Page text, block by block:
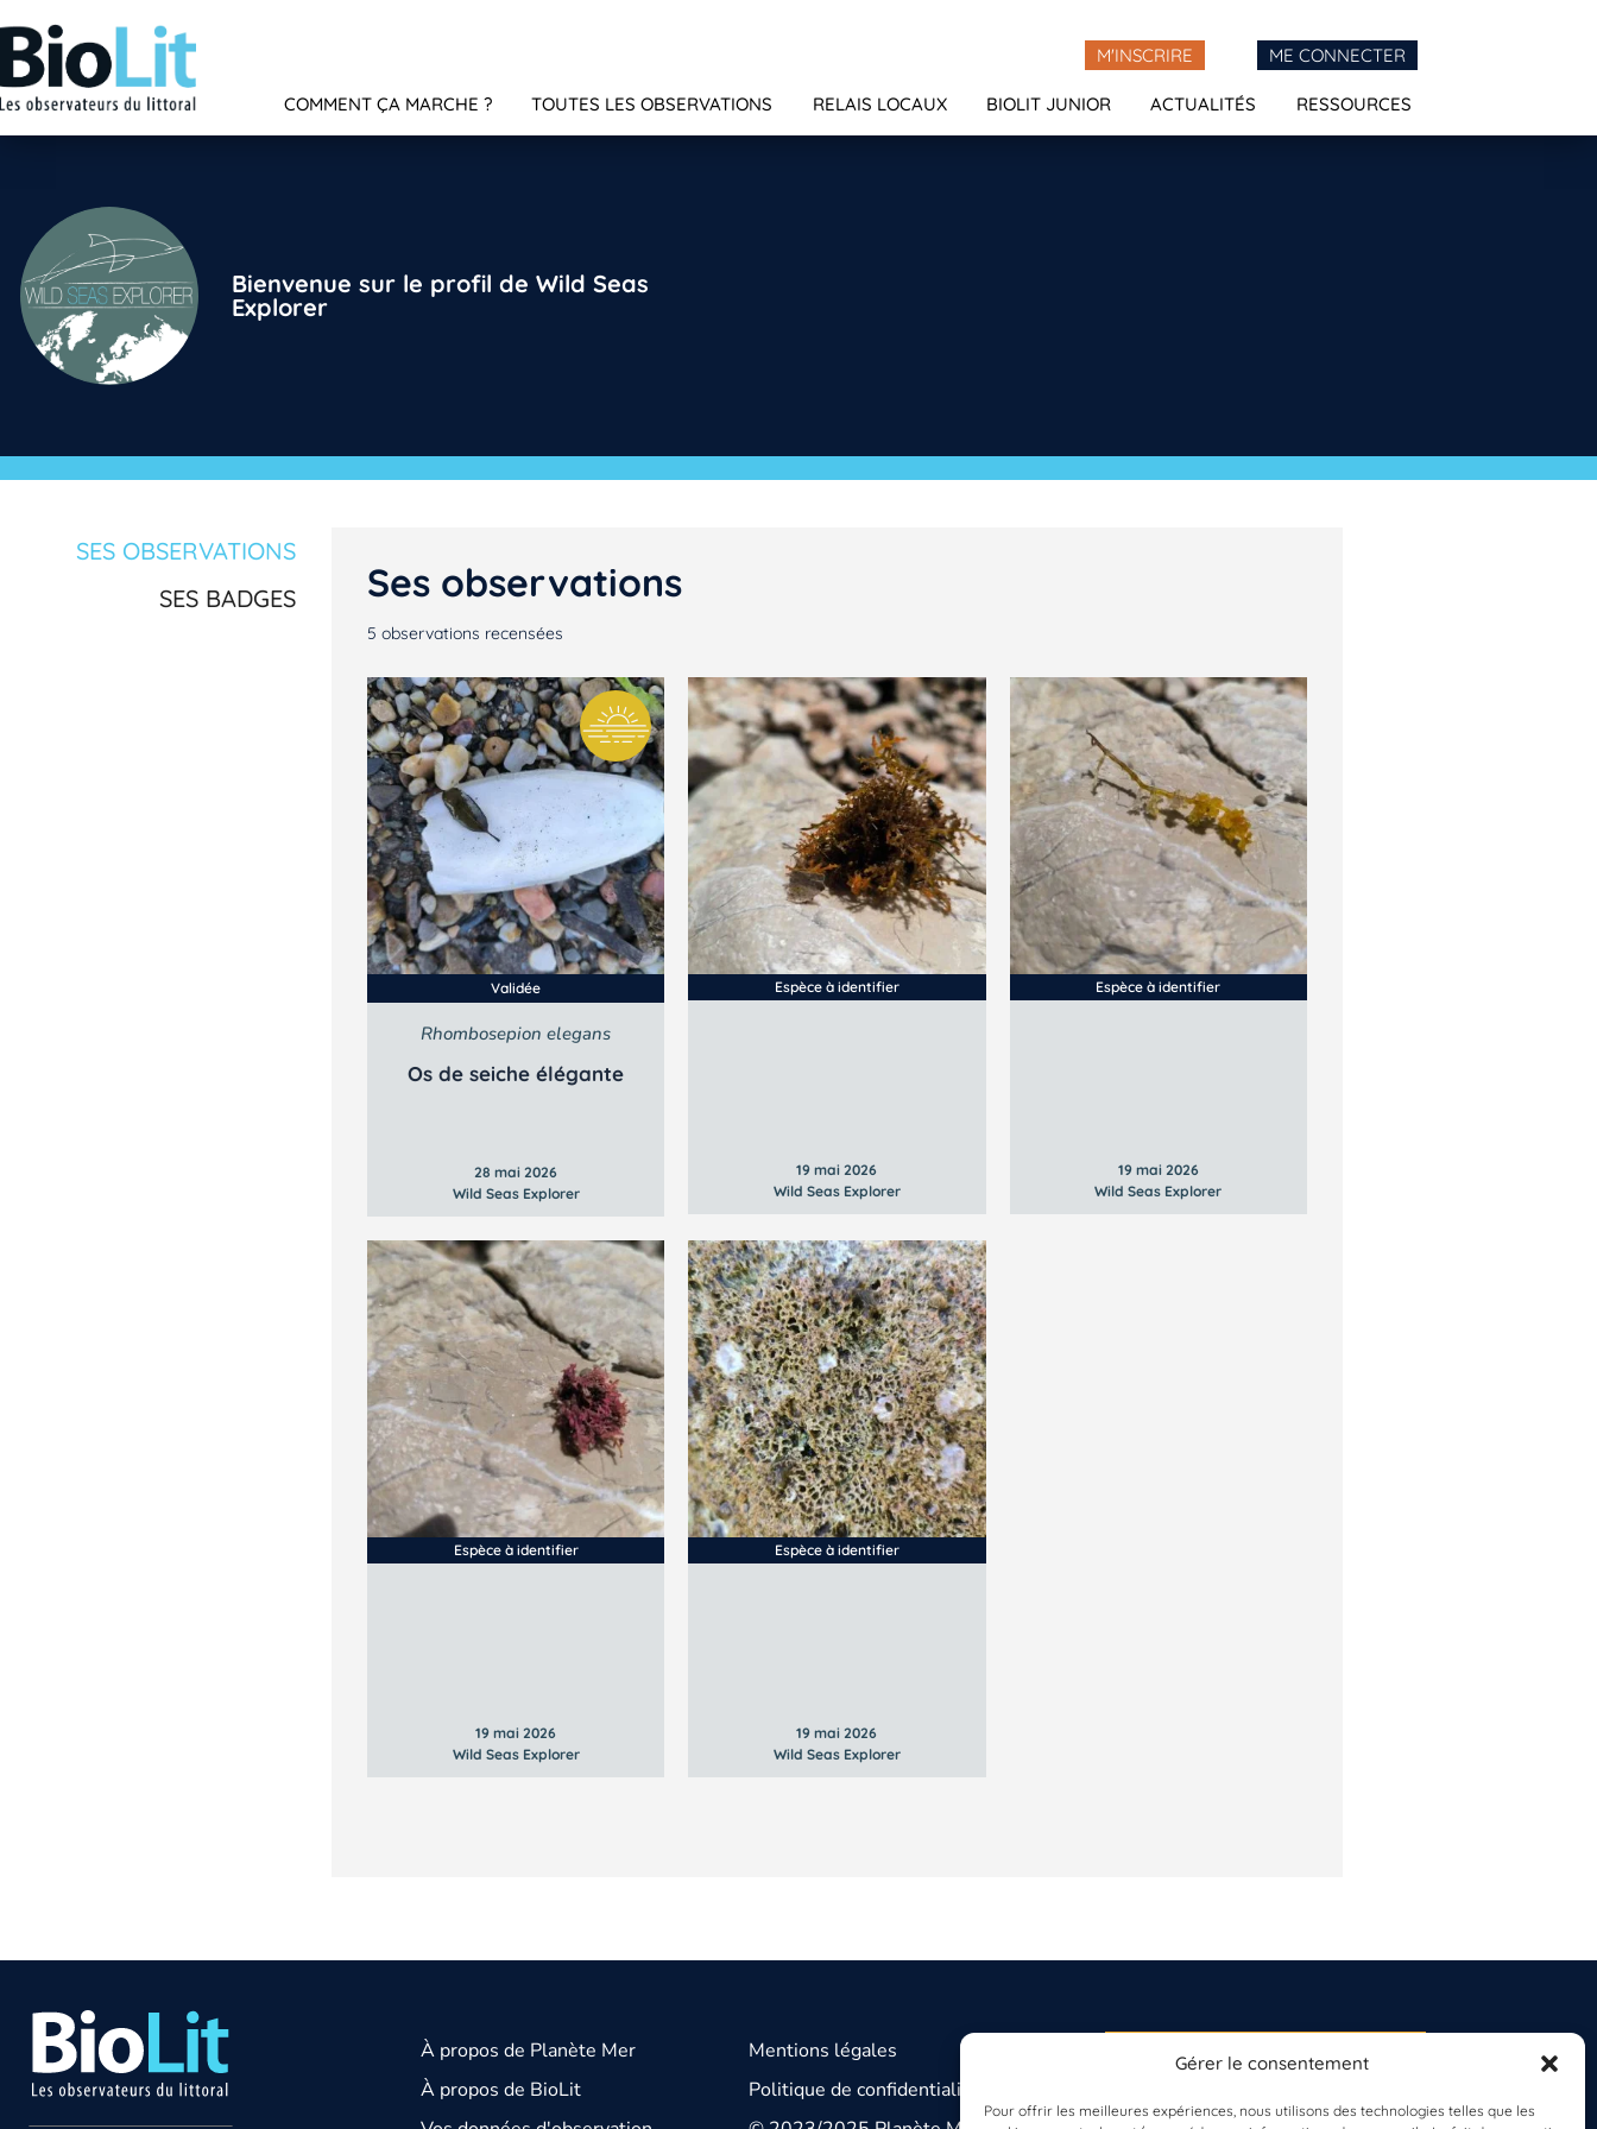
Gérer le consentement
Pour offrir les meilleures expériences, nous utilisons des technologies telles que les
M'INSCRIRE ME CONNECTER
COMMENT ÇA MARCHE ? TOUTES LES OBSERVATIONS RELAIS LOCAUX BIOLIT JUNIOR ACTUALITÉS RESSOURCES
Bienvenue sur le profil de Wild Seas
Explorer
SES OBSERVATIONS
SES BADGES
Ses observations
5 observations recensées
Validée
Rhombosepion elegans
Os de seiche élégante
28 mai 2026
Wild Seas Explorer
Espèce à identifier
19 mai 2026
Wild Seas Explorer
Espèce à identifier
19 mai 2026
Wild Seas Explorer
Espèce à identifier
19 mai 2026
Wild Seas Explorer
Espèce à identifier
19 mai 2026
Wild Seas Explorer
À propos de Planète Mer
À propos de BioLit
Mentions légales
Politique de confidentialité
S'INSCRIRE À LA
PLANÈTE MER